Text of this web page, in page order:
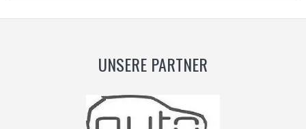
UNSERE PARTNER